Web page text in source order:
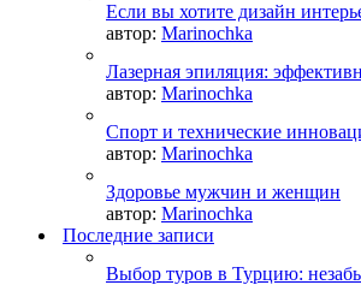
Если вы хотите дизайн
автор: Marinochka
Лазерная эпиляция:
автор: Marinochka
Спорт и технические
автор: Marinochka
Здоровье мужчин и женщин
автор: Marinochka
Последние записи
Выбор туров в Турцию: